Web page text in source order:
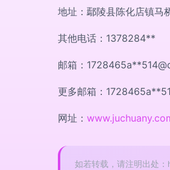
地址：鄢陵县陈化店镇马
其他电话：1378284**
邮箱：1728465a**
更多邮箱：1728465a**
网址：
如若转载，请注明出处